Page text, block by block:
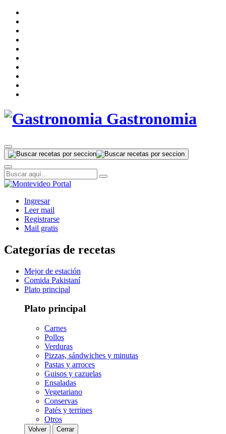
Gastronomia
Ingresar
Leer mail
Registrarse
Mail gratis
Categorías de recetas
Mejor de estación
Comida Pakistaní
Plato principal
Plato principal
Carnes
Pollos
Verduras
Pizzas, sándwiches y minutas
Pastas y arroces
Guisos y cazuelas
Ensaladas
Vegetariano
Conservas
Patés y terrines
Otros
Volver Cerrar